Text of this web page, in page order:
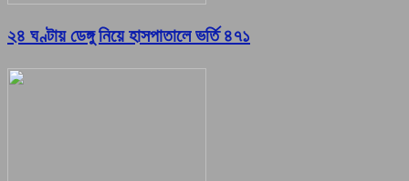
২৪ ঘণ্টায় ডেঙ্গু নিয়ে হাসপাতালে ভর্তি ৪৭১